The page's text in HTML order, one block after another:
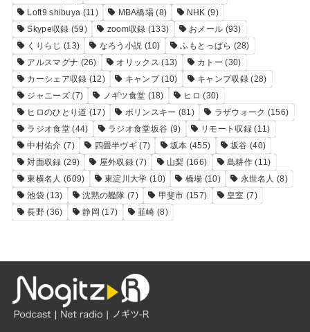
Loft9 shibuya (11) MBA橋場 (8) NHK (9)
Skype収録 (59) zoom収録 (133) おメール (93)
くりらじ (13) なろう小説 (10) ふもとっぱら (28)
アルスマグナ (26) オリックス (13) カトー (30)
カーシェア収録 (12) キャンプ(10) キャンプ収録(28)
ジャニーズ(7) ノギツ食堂 (18) ヒロ (30)
ヒロのひとり道 (17) ポリンスキー (81) ラザウォーク (156)
ラジオ食堂(44) ラジオ食堂坂谷 (9) リモート収録(11)
中村佑介 (7) 四畳半ヴギ (7) 坂本 (455) 坂谷 (40)
対面収録 (29) 屋外収録 (7) 山梨 (166) 島耕作(11)
東横名人 (609) 東淀川大学 (10) 橋場 (10) 永世名人 (8)
池袋 (13) 沈黙の艦隊 (7) 甲斐市 (157) 皇室 (7)
長野 (36) 静岡 (17) 韮崎 (8)